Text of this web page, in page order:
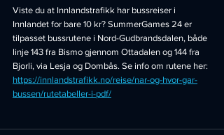
Viste du at Innlandstrafikk har bussreiser i
Innlandet for bare 10 kr? SummerGames 24 er
tilpasset bussrutene i Nord-Gudbrandsdalen, både
linje 143 fra Bismo gjennom Ottadalen og 144 fra
Bjorli, via Lesja og Dombås. Se info om rutene her:
https://innlandstrafikk.no/reise/nar-og-hvor-gar-
bussen/rutetabeller-i-pdf/